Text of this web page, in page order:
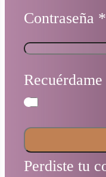
Contraseña *
Recuérdame
Perdiste tu